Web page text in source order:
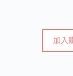
加入